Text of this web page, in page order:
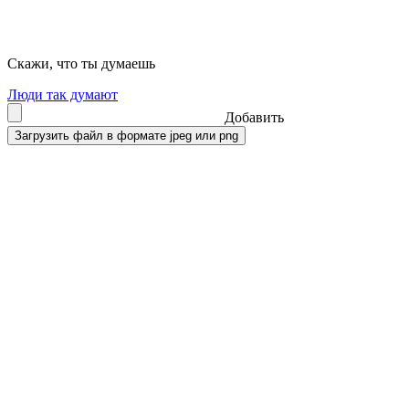
Скажи, что ты думаешь
Люди так думают
Добавить